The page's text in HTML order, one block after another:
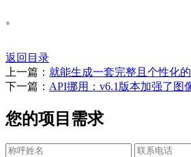
。
返回目录
上一篇： 就能生成一套完整且个性化
下一篇： API挪用：v6.1版本加强了图
您的项目需求